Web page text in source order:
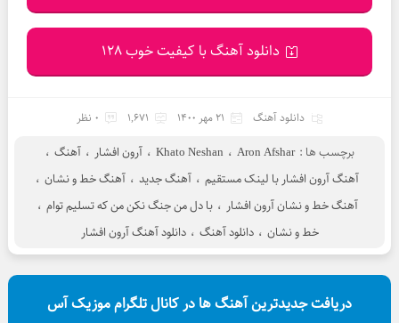
دانلود آهنگ با کیفیت خوب 128
دانلود آهنگ 21 مهر 1400 1,671 0 نظر
برچسب ها : Aron Afshar ، Khato Neshan ، آرون افشار ، آهنگ ،
آهنگ آرون افشار با لینک مستقیم ، آهنگ جدید ، آهنگ خط و نشان ،
آهنگ خط و نشان آرون افشار ، با دل من جنگ نکن من که تسلیم توام ،
خط و نشان ، دانلود آهنگ ، دانلود آهنگ آرون افشار
دریافت جدیدترین آهنگ ها در کانال تلگرام موزیک آس